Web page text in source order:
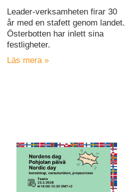
Leader-verksamheten firar 30
år med en stafett genom landet.
Österbotten har inlett sina
festligheter.
Läs mera »